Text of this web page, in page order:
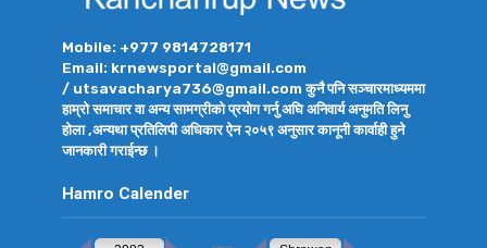
Mobile: +977 9814728171
Email: krnewsportal@gmail.com
/ utsavacharya736@gmail.com कुनै पनि सञ्चारमाध्यममा
हाम्रो समाचार वा अन्य सामग्रीको प्रयोग गर्नु अघि अनिवार्य अनुमति लिनु
होला ,अन्यथा प्रतिलिपी अधिकार ऐन २०५९ अनुसार कानूनी कार्वाही हुने
जानकारी गराईन्छ ।
Hamro Calender